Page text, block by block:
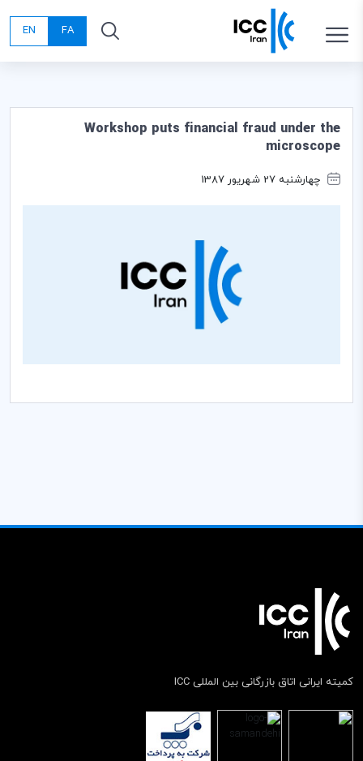
FA
EN
Workshop puts financial fraud under the
microscope
چهارشنبه 27 شهریور 1387
کمیته ایرانی اتاق بازرگانی بین المللی ICC